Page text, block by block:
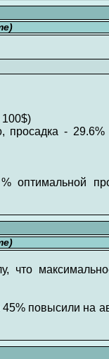
100$)
просадка -
оптимальной
что
повысили на